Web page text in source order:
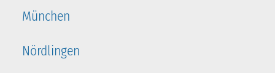
München
Nördlingen